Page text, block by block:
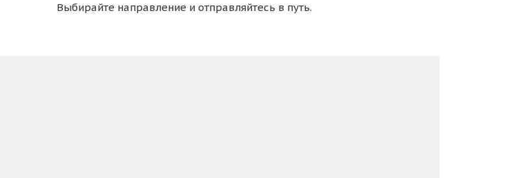
Выбирайте направление и отправляйтесь в путь.